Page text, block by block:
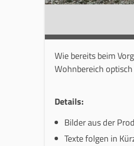
Wie bereits beim
Wohnbereich
Details:
Bilder aus der
Texte folgen in